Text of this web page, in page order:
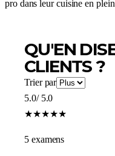
pro dans leur cuisine en
QU'EN
CLIENTS ?
Trier par
5.0/ 5.0
★★★★★
5 examens